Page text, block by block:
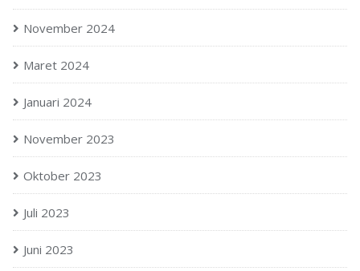
November 2024
Maret 2024
Januari 2024
November 2023
Oktober 2023
Juli 2023
Juni 2023